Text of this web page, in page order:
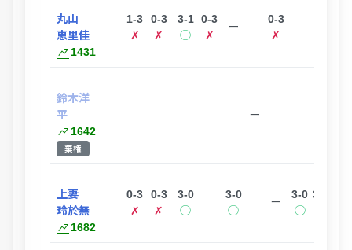
丸山
恵里佳
1431
1-3
✗
0-3
✗
3-1
◯
0-3
✗
ー
0-3
✗
鈴木洋
平
1642
棄権
ー
上妻
玲於無
1682
0-3
✗
0-3
✗
3-0
◯
3-0
◯
ー
3-0
◯
3-0